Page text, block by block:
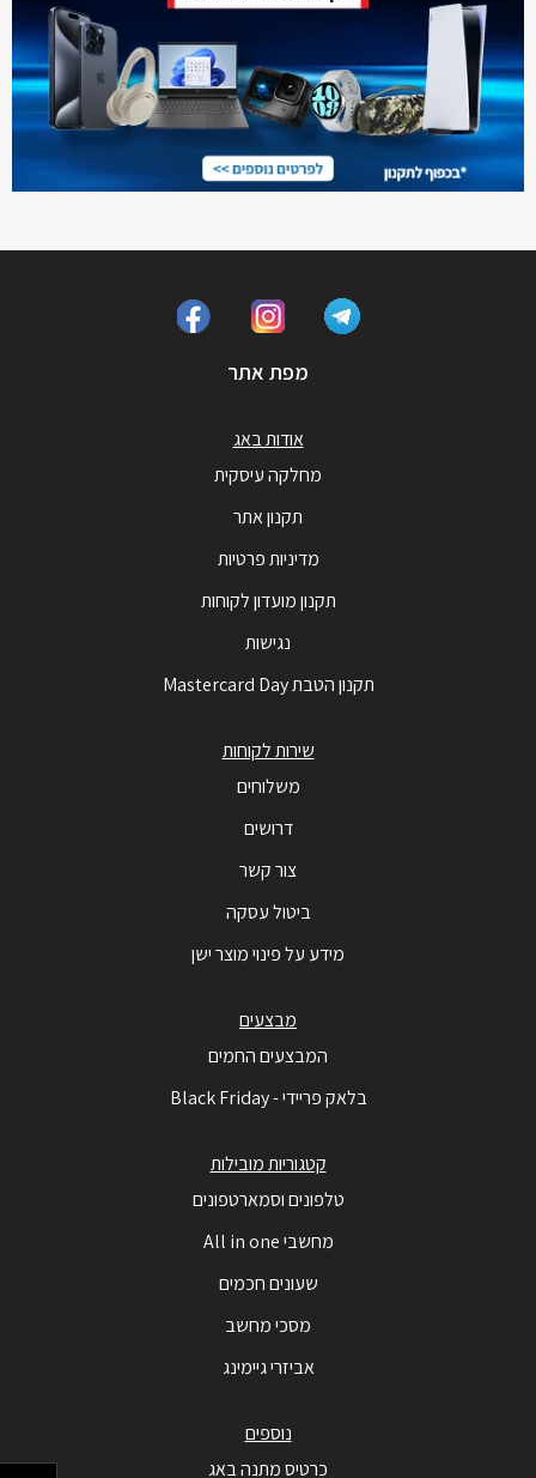
מפת אתר
אודות באג
מחלקה עיסקית
תקנון אתר
מדיניות פרטיות
תקנון מועדון לקוחות
נגישות
תקנון הטבת Mastercard Day
שירות לקוחות
משלוחים
דרושים
צור קשר
ביטול עסקה
מידע על פינוי מוצר ישן
מבצעים
המבצעים החמים
בלאק פריידי - Black Friday
קטגוריות מובילות
טלפונים וסמארטפונים
מחשבי All in one
שעונים חכמים
מסכי מחשב
אביזרי גיימינג
נוספים
כרטיס מתנה באג